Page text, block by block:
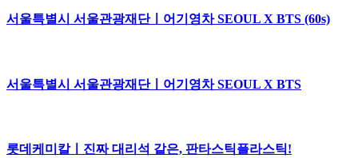
서울특별시 서울관광재단ㅣ어기영차 SEOUL X BTS (60s)
서울특별시 서울관광재단ㅣ어기영차 SEOUL X BTS
롯데케미칼ㅣ진짜 대리석 같은, 판타스틱플라스틱!